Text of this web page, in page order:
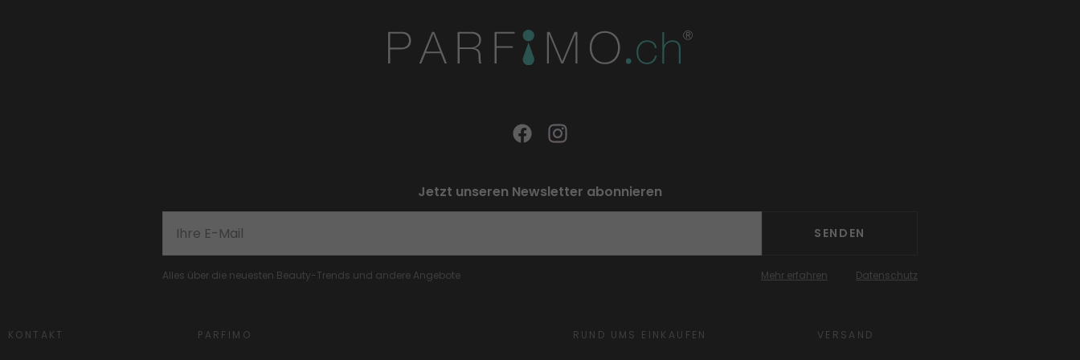
Jetzt unseren Newsletter abonnieren
SENDEN
Alles über die neuesten Beauty-Trends und andere Angebote Mehr erfahren Datenschutz
PARFIMO RUND UMS EINKAUFEN VERSAND
KONTAKT